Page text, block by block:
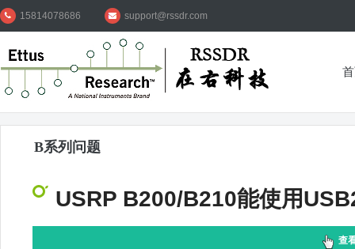
15814078686 support@rssdr.com
B系列问题
USRP B200/B210能使用
查